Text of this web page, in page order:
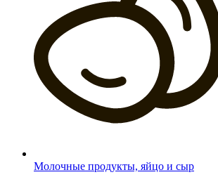
Молочные продукты, яйцо и сыр